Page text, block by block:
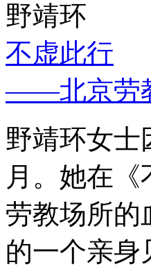
野靖环
不虚此行
——北京劳
野靖环女士
月。她在
劳教场所的
的一个亲身